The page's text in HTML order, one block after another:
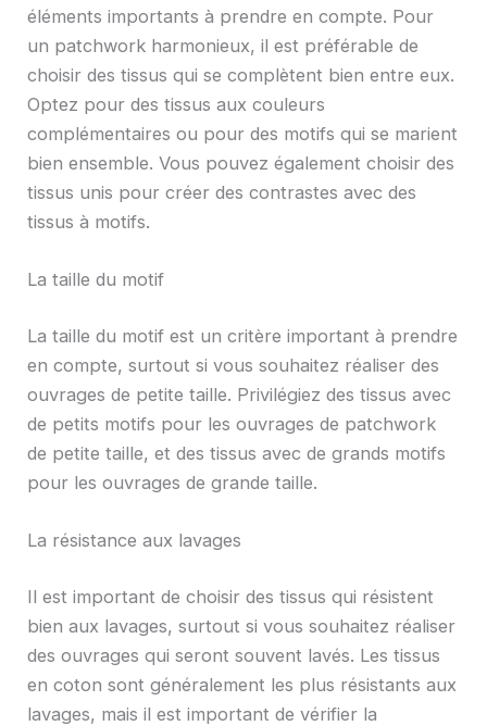
éléments importants à prendre en compte. Pour
un patchwork harmonieux, il est préférable de
choisir des tissus qui se complètent bien entre eux.
Optez pour des tissus aux couleurs
complémentaires ou pour des motifs qui se marient
bien ensemble. Vous pouvez également choisir des
tissus unis pour créer des contrastes avec des
tissus à motifs.
La taille du motif
La taille du motif est un critère important à prendre
en compte, surtout si vous souhaitez réaliser des
ouvrages de petite taille. Privilégiez des tissus avec
de petits motifs pour les ouvrages de patchwork
de petite taille, et des tissus avec de grands motifs
pour les ouvrages de grande taille.
La résistance aux lavages
Il est important de choisir des tissus qui résistent
bien aux lavages, surtout si vous souhaitez réaliser
des ouvrages qui seront souvent lavés. Les tissus
en coton sont généralement les plus résistants aux
lavages, mais il est important de vérifier la